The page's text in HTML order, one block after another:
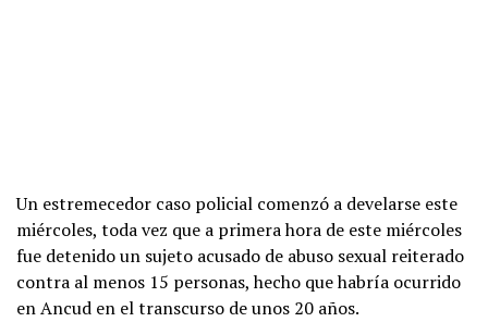
Un estremecedor caso policial comenzó a develarse este
miércoles, toda vez que a primera hora de este miércoles
fue detenido un sujeto acusado de abuso sexual reiterado
contra al menos 15 personas, hecho que habría ocurrido
en Ancud en el transcurso de unos 20 años.